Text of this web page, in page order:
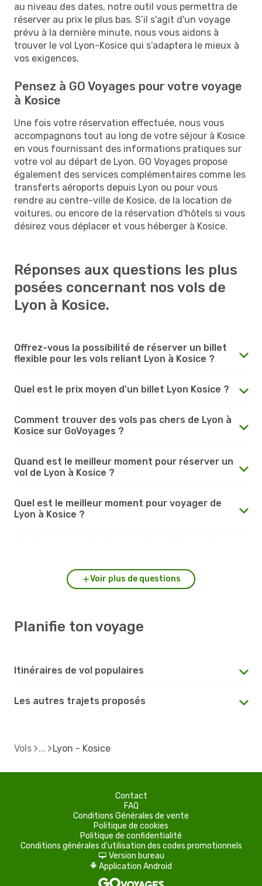
au niveau des dates, notre outil vous permettra de
réserver au prix le plus bas. S’il s'agit d'un voyage
prévu à la dernière minute, nous vous aidons à
trouver le vol Lyon-Kosice qui s’adaptera le mieux à
vos exigences.
Pensez à GO Voyages pour votre voyage
à Kosice
Une fois votre réservation effectuée, nous vous
accompagnons tout au long de votre séjour à Kosice
en vous fournissant des informations pratiques sur
votre vol au départ de Lyon. GO Voyages propose
également des services complémentaires comme les
transferts aéroports depuis Lyon ou pour vous
rendre au centre-ville de Kosice, de la location de
voitures, ou encore de la réservation d'hôtels si vous
désirez vous déplacer et vous héberger à Kosice.
Réponses aux questions les plus
posées concernant nos vols de
Lyon à Kosice.
Offrez-vous la possibilité de réserver un billet
flexible pour les vols reliant Lyon à Kosice ?
Quel est le prix moyen d'un billet Lyon Kosice ?
Comment trouver des vols pas chers de Lyon à
Kosice sur GoVoyages ?
Quand est le meilleur moment pour réserver un
vol de Lyon à Kosice ?
Quel est le meilleur moment pour voyager de
Lyon à Kosice ?
Voir plus de questions
Planifie ton voyage
Itinéraires de vol populaires
Les autres trajets proposés
Vols Lyon - Kosice
Contact
FAQ
Conditions Générales de vente
Politique de cookies
Politique de confidentialité
Conditions générales d'utilisation des codes promotionnels
d Version bureau
A Application Android